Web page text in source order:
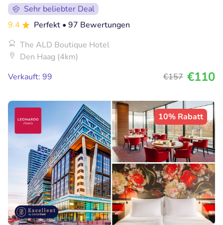
Sehr beliebter Deal
9.4
Perfekt • 97 Bewertungen
The ALD Boutique Hotel
Den Haag (4km)
Verkauft: 99
€157 €110
10% Rabatt